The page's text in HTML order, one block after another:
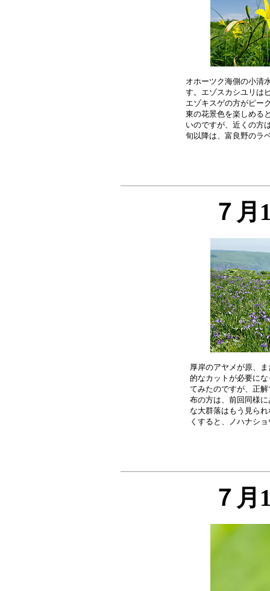
オホーツク海側の小清
す。エゾスカシユリは
エゾキスゲの方がピー
東の花景色を楽しめる
いのですが、近くの方
７月
厚岸のアヤメが原、
的なカットが必要に
てみたのですが、正
布の方は、前回同様
な大群落はもう見ら
７月